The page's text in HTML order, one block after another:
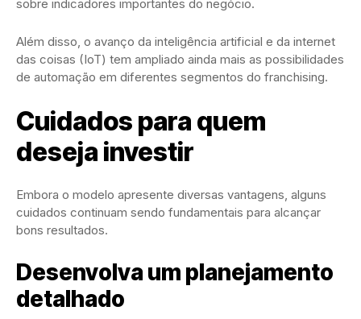
sobre indicadores importantes do negócio.
Além disso, o avanço da inteligência artificial e da internet
das coisas (IoT) tem ampliado ainda mais as possibilidades
de automação em diferentes segmentos do franchising.
Cuidados para quem
deseja investir
Embora o modelo apresente diversas vantagens, alguns
cuidados continuam sendo fundamentais para alcançar
bons resultados.
Desenvolva um planejamento
detalhado